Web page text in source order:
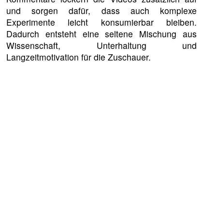
und sorgen dafür, dass auch komplexe
Experimente leicht konsumierbar bleiben.
Dadurch entsteht eine seltene Mischung aus
Wissenschaft, Unterhaltung und
Langzeitmotivation für die Zuschauer.